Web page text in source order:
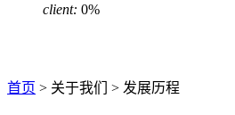
client: 0%
首页 > 关于我们 > 发展历程